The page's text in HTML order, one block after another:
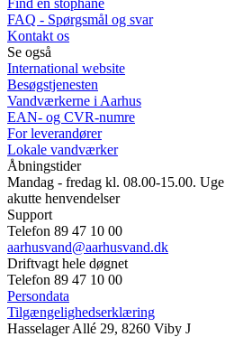
FAQ - Spørgsmål og svar
Kontakt os
Se også
International website
Besøgstjenesten
Vandværkerne i Aarhus
EAN- og CVR-numre
For leverandører
Lokale vandværker
Åbningstider
Mandag - fredag kl. 08.00-15.00.
akutte henvendelser
Support
Telefon 89 47 10 00
aarhusvand@aarhusvand.dk
Driftvagt hele døgnet
Telefon 89 47 10 00
Persondata
Tilgængelighedserklæring
Hasselager Allé 29, 8260 Viby J